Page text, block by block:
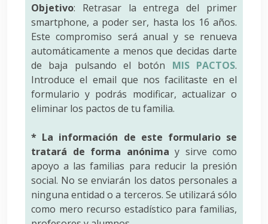
Objetivo: Retrasar la entrega del primer
smartphone, a poder ser, hasta los 16 años.
Este compromiso será anual y se renueva
automáticamente a menos que decidas darte
de baja pulsando el botón MIS PACTOS.
Introduce el email que nos facilitaste en el
formulario y podrás modificar, actualizar o
eliminar los pactos de tu familia.
* La información de este formulario se
tratará de forma anónima y sirve como
apoyo a las familias para reducir la presión
social. No se enviarán los datos personales a
ninguna entidad o a terceros. Se utilizará sólo
como mero recurso estadístico para familias,